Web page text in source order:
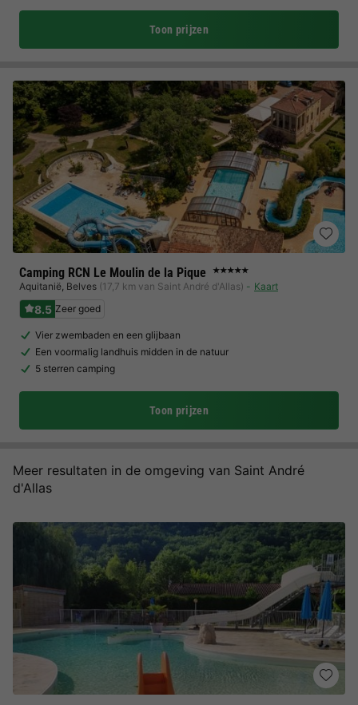
Toon prijzen
Camping RCN Le Moulin de la Pique ★★★★★
Aquitanië, Belves (17,7 km van Saint André d'Allas) Kaart
8.5 Zeer goed
Vier zwembaden en een glijbaan
Een voormalig landhuis midden in de natuur
5 sterren camping
Toon prijzen
Meer resultaten in de omgeving van Saint André
d'Allas